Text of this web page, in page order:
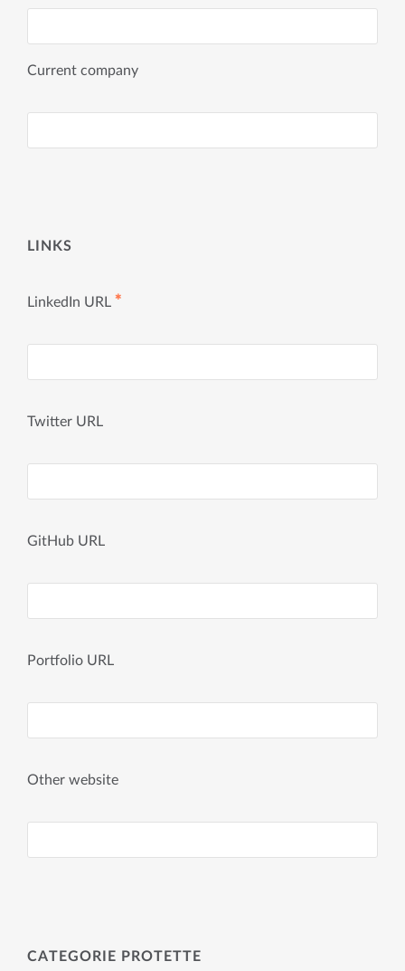
Current company
LINKS
LinkedIn URL ✱
Twitter URL
GitHub URL
Portfolio URL
Other website
CATEGORIE PROTETTE